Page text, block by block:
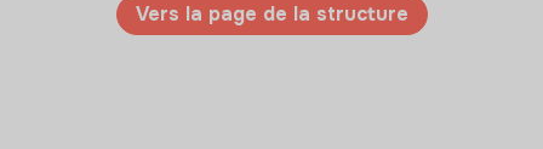
Vers la page de la structure